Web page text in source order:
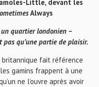
Little, devant les
Always
quartier londonien –
pas qu’une partie de plaisir.
fait référence
les gamins frappent à une
ne l’ouvre après avoir